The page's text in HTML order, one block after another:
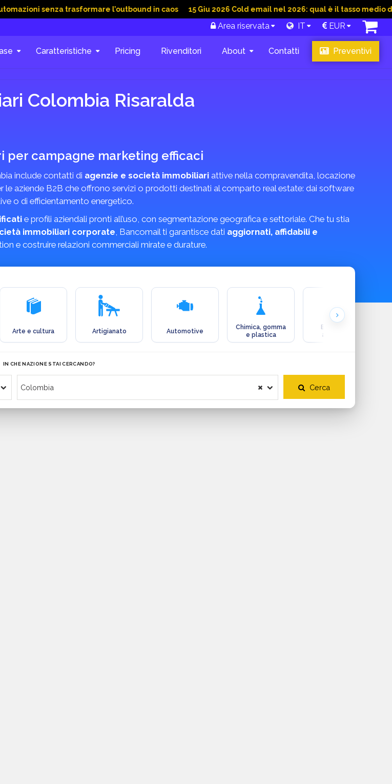
senza trasformare l’outbound in caos 15 Giu 2026 Cold email nel 2026: qual è il tasso medio di
Area riservata IT EUR
Caratteristiche Pricing Rivenditori About Contatti Preventivi
Colombia Risaralda
per campagne marketing efficaci
include contatti di agenzie e società immobiliari attive nella compravendita, locazione
le aziende B2B che offrono servizi o prodotti destinati al comparto real estate: dai software
o di efficientamento energetico.
e profili aziendali pronti all’uso, con segmentazione geografica e settoriale. Che tu stia
immobiliari corporate, Bancomail ti garantisce dati aggiornati, affidabili e
e costruire relazioni commerciali mirate e durature.
Arte e cultura Artigianato Automotive
Chimica, gomma
e plastica
Ecologia e
ambiente
IN CHE NAZIONE STAI CERCANDO?
Cerca